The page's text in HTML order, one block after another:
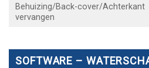
Behuizing/Back-cover/Achterkant
vervangen
SOFTWARE –